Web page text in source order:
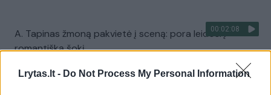
Lrytas.lt - Do Not Process My Personal Information
00:02:08
A. Tapinas žmoną pakvietė į sceną: pora leidosi į
romantišką šokį
| Pramogos